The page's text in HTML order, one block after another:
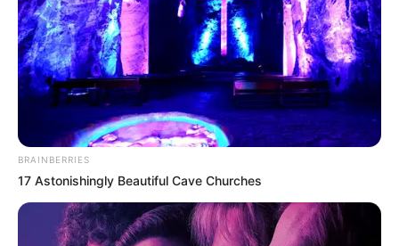
en chiffre
15 – 4 – 3 – 14 – 5 – 11 – 9 – 8 / (16)
Deux bons Tocards du jour
En chiffre : 17 et 10
Découvrez Le Cheval du jour Gagnant ou Placé !
BRAINBERRIES
17 Astonishingly Beautiful Cave Churches